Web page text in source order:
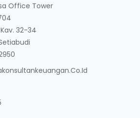
Office Tower
32-34